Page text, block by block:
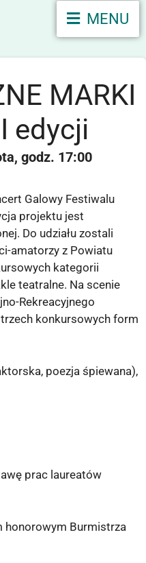
MENU
MARKI
edycji
17:00
Galowy Festiwalu
projektu jest
Do udziału zostali
amatorzy z Powiatu
kategorii
teatralne. Na scenie
Rekreacyjnego
konkursowych form
poezja śpiewana),
prac laureatów
Burmistrza